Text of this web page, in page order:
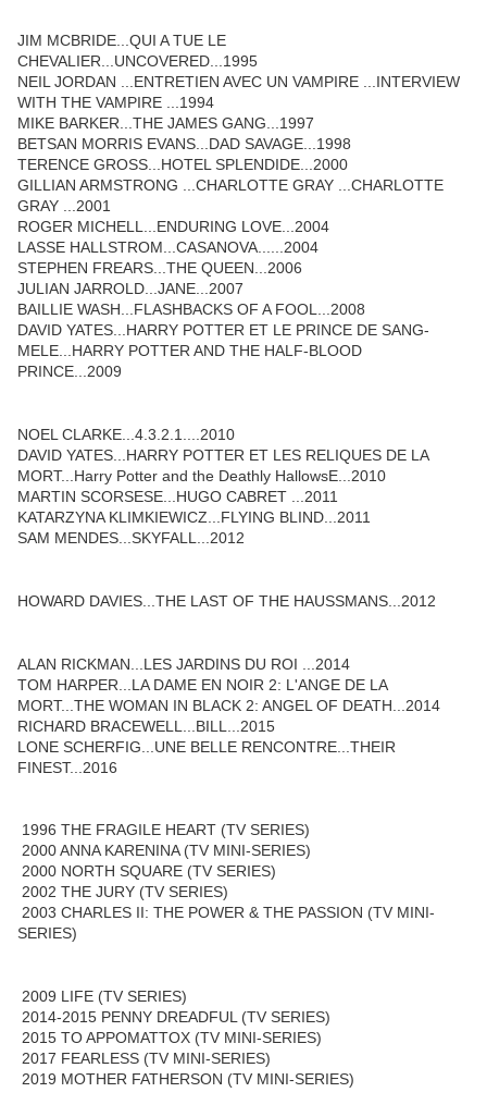
JIM MCBRIDE...QUI A TUE LE
CHEVALIER...UNCOVERED...1995
NEIL JORDAN ...ENTRETIEN AVEC UN VAMPIRE ...INTERVIEW
WITH THE VAMPIRE ...1994
MIKE BARKER...THE JAMES GANG...1997
BETSAN MORRIS EVANS...DAD SAVAGE...1998
TERENCE GROSS...HOTEL SPLENDIDE...2000
GILLIAN ARMSTRONG ...CHARLOTTE GRAY ...CHARLOTTE
GRAY ...2001
ROGER MICHELL...ENDURING LOVE...2004
LASSE HALLSTROM...CASANOVA......2004
STEPHEN FREARS...THE QUEEN...2006
JULIAN JARROLD...JANE...2007
BAILLIE WASH...FLASHBACKS OF A FOOL...2008
DAVID YATES...HARRY POTTER ET LE PRINCE DE SANG-
MELE...HARRY POTTER AND THE HALF-BLOOD
PRINCE...2009
NOEL CLARKE...4.3.2.1....2010
DAVID YATES...HARRY POTTER ET LES RELIQUES DE LA
MORT...Harry Potter and the Deathly HallowsE...2010
MARTIN SCORSESE...HUGO CABRET ...2011
KATARZYNA KLIMKIEWICZ...FLYING BLIND...2011
SAM MENDES...SKYFALL...2012
HOWARD DAVIES...THE LAST OF THE HAUSSMANS...2012
ALAN RICKMAN...LES JARDINS DU ROI ...2014
TOM HARPER...LA DAME EN NOIR 2: L'ANGE DE LA
MORT...THE WOMAN IN BLACK 2: ANGEL OF DEATH...2014
RICHARD BRACEWELL...BILL...2015
LONE SCHERFIG...UNE BELLE RENCONTRE...THEIR
FINEST...2016
1996 THE FRAGILE HEART (TV SERIES)
2000 ANNA KARENINA (TV MINI-SERIES)
2000 NORTH SQUARE (TV SERIES)
2002 THE JURY (TV SERIES)
2003 CHARLES II: THE POWER & THE PASSION (TV MINI-
SERIES)
2009 LIFE (TV SERIES)
2014-2015 PENNY DREADFUL (TV SERIES)
2015 TO APPOMATTOX (TV MINI-SERIES)
2017 FEARLESS (TV MINI-SERIES)
2019 MOTHER FATHERSON (TV MINI-SERIES)